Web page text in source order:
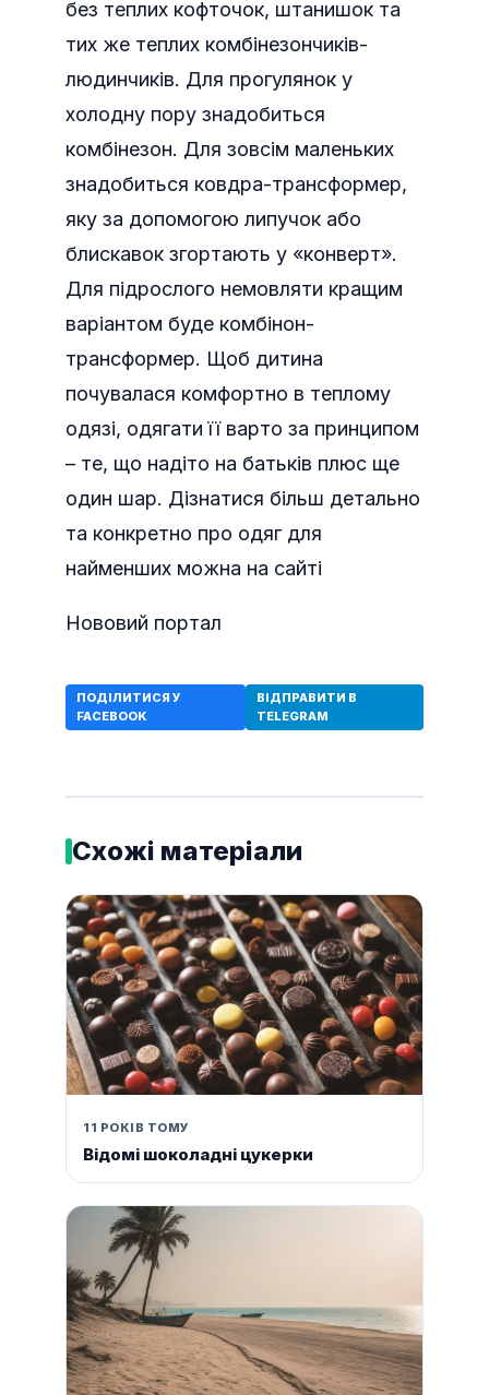
без теплих кофточок, штанишок та
тих же теплих комбінезончиків-
людинчиків. Для прогулянок у
холодну пору знадобиться
комбінезон. Для зовсім маленьких
знадобиться ковдра-трансформер,
яку за допомогою липучок або
блискавок згортають у «конверт».
Для підрослого немовляти кращим
варіантом буде комбінон-
трансформер. Щоб дитина
почувалася комфортно в теплому
одязі, одягати її варто за принципом
– те, що надіто на батьків плюс ще
один шар. Дізнатися більш детально
та конкретно про одяг для
найменших можна на сайті
Нововий портал
ПОДІЛИТИСЯ У
FACEBOOK
ВІДПРАВИТИ В
TELEGRAM
Схожі матеріали
11 РОКІВ ТОМУ
Відомі шоколадні цукерки